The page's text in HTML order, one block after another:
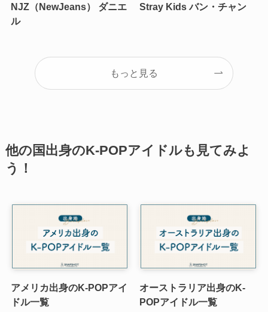
NJZ（NewJeans） ダニエ
ル
Stray Kids バン・チャン
もっと見る
他の国出身のK-POPアイドルも見てみよ
う！
アメリカ出身のK-POPアイ
ドル一覧
オーストラリア出身のK-
POPアイドル一覧